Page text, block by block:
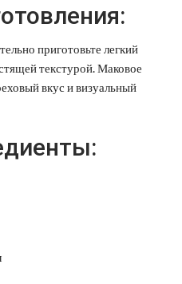
приготовьте легкий
текстурой. Маковое
вкус и визуальный